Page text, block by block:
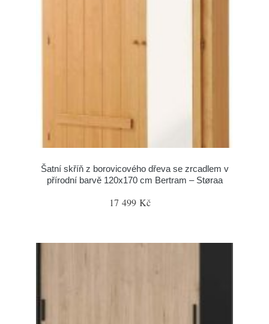
Šatní skříň z borovicového dřeva se zrcadlem v
přírodní barvě 120x170 cm Bertram – Støraa
17 499 Kč